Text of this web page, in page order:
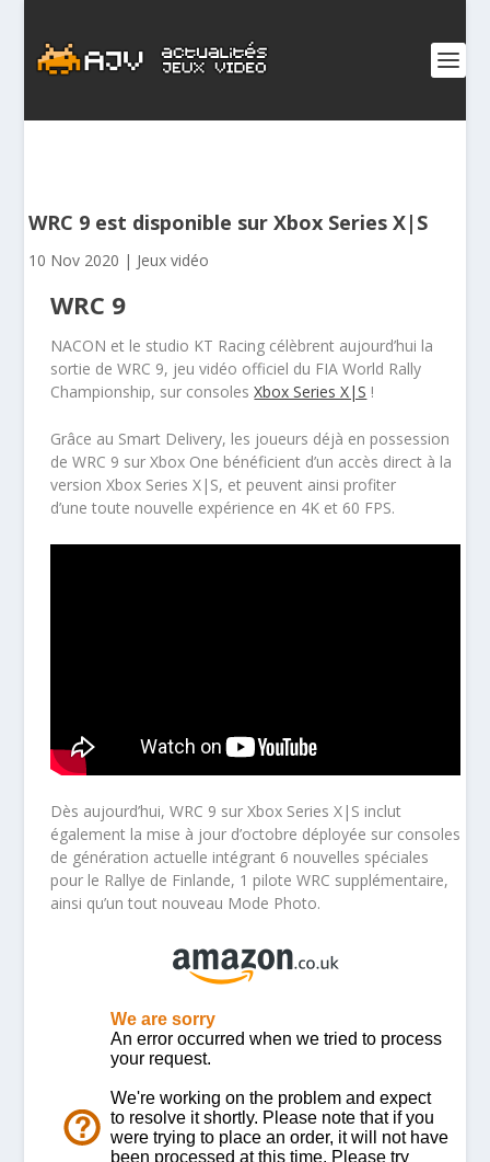
WRC 9 est disponible sur Xbox Series X|S
10 Nov 2020 | Jeux vidéo
WRC 9
NACON et le studio KT Racing célèbrent aujourd’hui la
sortie deWRC 9, jeu vidéo officiel du FIA World Rally
Championship, sur consolesXbox Series X|S !
Grâce au Smart Delivery, les joueurs déjà en possession
deWRC 9 sur Xbox One bénéficient d’un accès direct à la
version Xbox Series X|S, et peuvent ainsi profiter
d’unetoute nouvelle expérience en 4K et 60 FPS.
Dès aujourd’hui,WRC 9 sur Xbox Series X|S inclut
également la mise à jour d’octobre déployée sur consoles
de génération actuelle intégrant 6 nouvelles spéciales
pour le Rallye de Finlande, 1 pilote WRC supplémentaire,
ainsi qu’un tout nouveau Mode Photo.